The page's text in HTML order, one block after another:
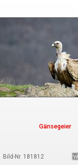
Gänsegeier
Bild-Nr. 181812